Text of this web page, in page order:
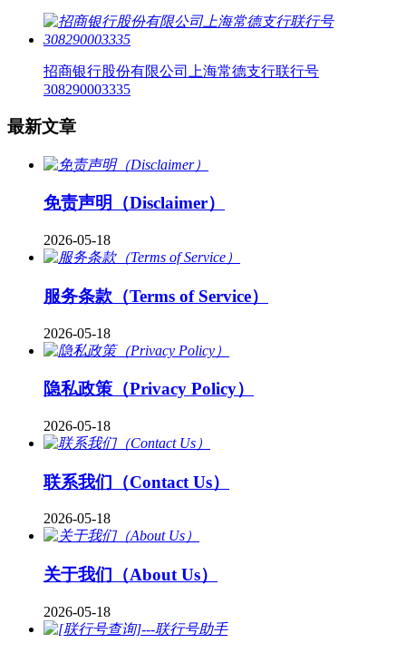
招商银行股份有限公司上海常德支行联行号
308290003335
最新文章
免责声明（Disclaimer）
2026-05-18
服务条款（Terms of Service）
2026-05-18
隐私政策（Privacy Policy）
2026-05-18
联系我们（Contact Us）
2026-05-18
关于我们（About Us）
2026-05-18